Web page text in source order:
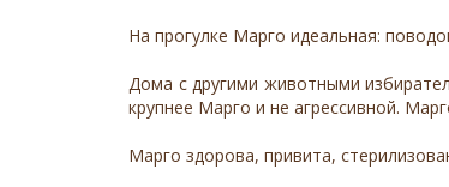
На прогулке Марго идеальная:
Дома с другими животными
крупнее Марго и не агрессивной.
Марго здорова, привита,